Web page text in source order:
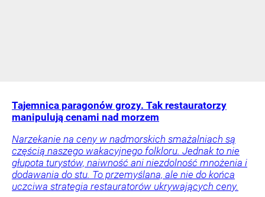
Tajemnica paragonów grozy. Tak restauratorzy
manipulują cenami nad morzem
Narzekanie na ceny w nadmorskich smażalniach są
częścią naszego wakacyjnego folkloru. Jednak to nie
głupota turystów, naiwność ani niezdolność mnożenia i
dodawania do stu. To przemyślana, ale nie do końca
uczciwa strategia restauratorów ukrywających ceny.